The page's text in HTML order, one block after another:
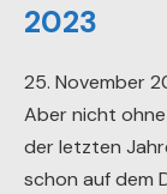
2023
25. November
Aber nicht ohne
der letzten
schon auf dem